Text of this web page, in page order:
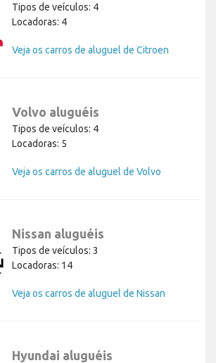
Tipos de veículos: 4
Locadoras: 4
Veja os carros de aluguel de Citroen
Volvo aluguéis
Tipos de veículos: 4
Locadoras: 5
Veja os carros de aluguel de Volvo
Nissan aluguéis
Tipos de veículos: 3
Locadoras: 14
Veja os carros de aluguel de Nissan
Hyundai aluguéis